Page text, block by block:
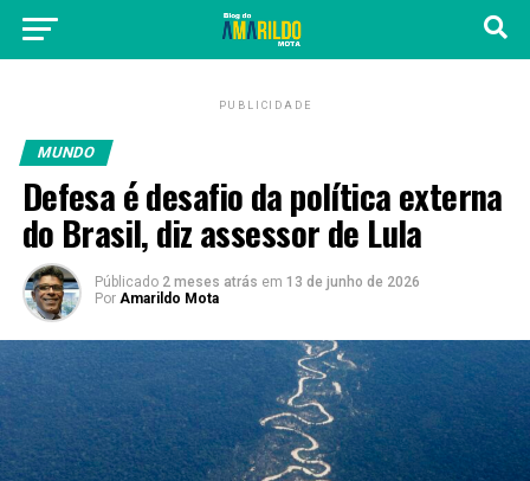
PUBLICIDADE
MUNDO
Defesa é desafio da política externa
do Brasil, diz assessor de Lula
Públicado 2 meses atrás em 13 de junho de 2026
Por Amarildo Mota